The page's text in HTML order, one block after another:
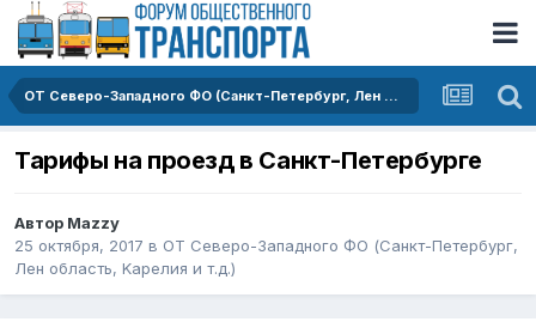
ОТ Северо-Западного ФО (Санкт-Петербург, Лен область, Kарелия и т.д.)
Тарифы на проезд в Санкт-Петербурге
Автор Mazzy
25 октября, 2017 в ОТ Северо-Западного ФО (Санкт-Петербург,
Лен область, Kарелия и т.д.)